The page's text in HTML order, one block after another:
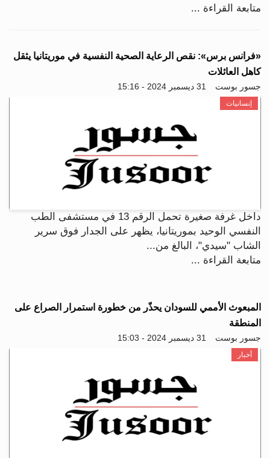
متابعة القراءة ...
«فرانس برس»: نقص الرعاية الصحية النفسية في موريتانيا يثقل
كاهل العائلات
جسور بوست 31 ديسمبر 2024 - 15:16
إنسانيات
داخل غرفة صغيرة تحمل الرقم 13 في مستشفى الطب
النفسي الوحيد بموريتانيا، يظهر على الجدار فوق سرير
الشاب "سيدي"، البالغ من...
متابعة القراءة ...
المبعوث الأممي للسودان يحذّر من خطورة استمرار الصراع على
المنطقة
جسور بوست 31 ديسمبر 2024 - 15:03
أخبار